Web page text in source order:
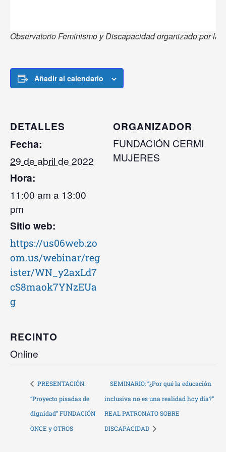
Observatorio Feminismo y Discapacidad organizado por la
Añadir al calendario
DETALLES
Fecha:
29 de abril de 2022
Hora:
11:00 am a 13:00
pm
Sitio web:
https://us06web.zo
om.us/webinar/reg
ister/WN_y2axLd7
cS8maok7YNzEUa
g
ORGANIZADOR
FUNDACIÓN CERMI
MUJERES
RECINTO
Online
PRESENTACIÓN:
“Proyecto pisadas de
dignidad” FUNDACIÓN
ONCE y OTROS
SEMINARIO: “¿Por qué la educación
inclusiva no es una realidad hoy día?”
REAL PATRONATO SOBRE
DISCAPACIDAD